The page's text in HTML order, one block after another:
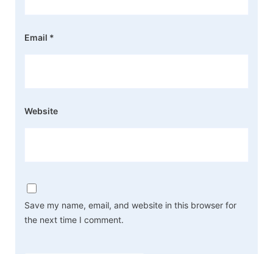
Email *
Website
Save my name, email, and website in this browser for
the next time I comment.